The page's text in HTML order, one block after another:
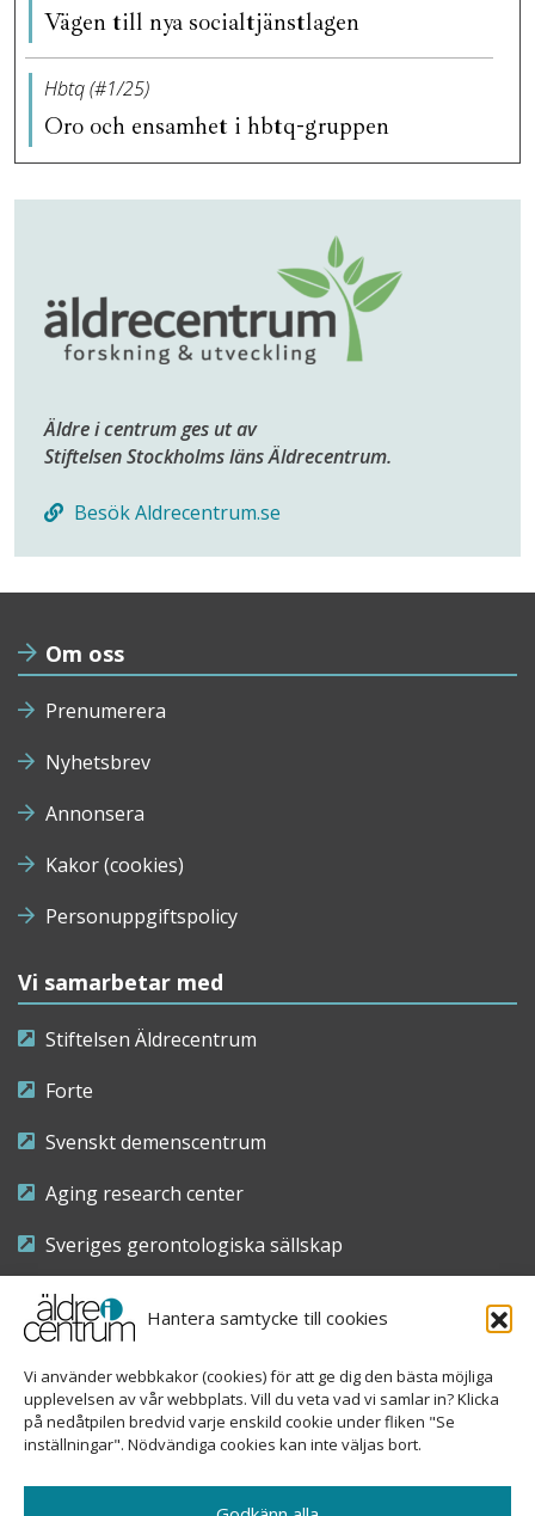
Hantera samtycke till cookies
Vi använder webbkakor (cookies) för att ge dig den bästa möjliga
upplevelsen av vår webbplats. Vill du veta vad vi samlar in? Klicka
på nedåtpilen bredvid varje enskild cookie under fliken "Se
inställningar". Nödvändiga cookies kan inte väljas bort.
Vägen till nya socialtjänstlagen
Hbtq (#1/25)
Oro och ensamhet i hbtq-gruppen
Äldre i centrum ges ut av
Stiftelsen Stockholms läns Äldrecentrum.
Besök Aldrecentrum.se
Om oss
Prenumerera
Nyhetsbrev
Annonsera
Kakor (cookies)
Personuppgiftspolicy
Vi samarbetar med
Stiftelsen Äldrecentrum
Forte
Svenskt demenscentrum
Aging research center
Sveriges gerontologiska sällskap
Riksföreningen för sjuksköterskor inom äldre- och
demensvård
Nationellt kompetenscentrum anhöriga